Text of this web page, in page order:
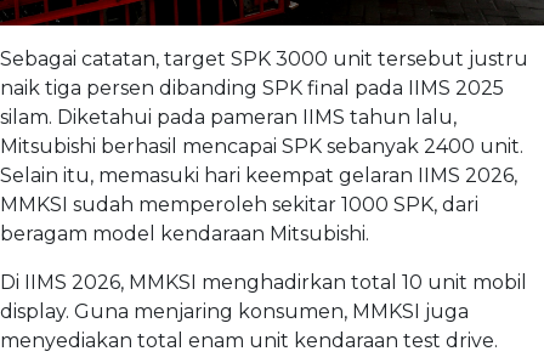
Sebagai catatan, target SPK 3000 unit tersebut justru
naik tiga persen dibanding SPK final pada IIMS 2025
silam. Diketahui pada pameran IIMS tahun lalu,
Mitsubishi berhasil mencapai SPK sebanyak 2400 unit.
Selain itu, memasuki hari keempat gelaran IIMS 2026,
MMKSI sudah memperoleh sekitar 1000 SPK, dari
beragam model kendaraan Mitsubishi.
Di IIMS 2026, MMKSI menghadirkan total 10 unit mobil
display. Guna menjaring konsumen, MMKSI juga
menyediakan total enam unit kendaraan test drive.